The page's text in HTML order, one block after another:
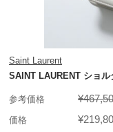
Saint Laurent
SAINT LAURENT ショ
参考価格
価格